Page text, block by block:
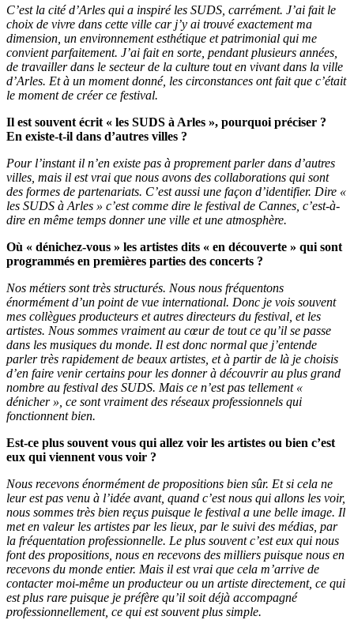
C’est la cité d’Arles qui a inspiré les SUDS, carrément. J’ai fait le
choix de vivre dans cette ville car j’y ai trouvé exactement ma
dimension, un environnement esthétique et patrimonial qui me
convient parfaitement. J’ai fait en sorte, pendant plusieurs années,
de travailler dans le secteur de la culture tout en vivant dans la ville
d’Arles. Et à un moment donné, les circonstances ont fait que c’était
le moment de créer ce festival.
Il est souvent écrit « les SUDS à Arles », pourquoi préciser ?
En existe-t-il dans d’autres villes ?
Pour l’instant il n’en existe pas à proprement parler dans d’autres
villes, mais il est vrai que nous avons des collaborations qui sont
des formes de partenariats. C’est aussi une façon d’identifier. Dire «
les SUDS à Arles » c’est comme dire le festival de Cannes, c’est-à-
dire en même temps donner une ville et une atmosphère.
Où « dénichez-vous » les artistes dits « en découverte » qui sont
programmés en premières parties des concerts ?
Nos métiers sont très structurés. Nous nous fréquentons
énormément d’un point de vue international. Donc je vois souvent
mes collègues producteurs et autres directeurs du festival, et les
artistes. Nous sommes vraiment au cœur de tout ce qu’il se passe
dans les musiques du monde. Il est donc normal que j’entende
parler très rapidement de beaux artistes, et à partir de là je choisis
d’en faire venir certains pour les donner à découvrir au plus grand
nombre au festival des SUDS. Mais ce n’est pas tellement «
dénicher », ce sont vraiment des réseaux professionnels qui
fonctionnent bien.
Est-ce plus souvent vous qui allez voir les artistes ou bien c’est
eux qui viennent vous voir ?
Nous recevons énormément de propositions bien sûr. Et si cela ne
leur est pas venu à l’idée avant, quand c’est nous qui allons les voir,
nous sommes très bien reçus puisque le festival a une belle image. Il
met en valeur les artistes par les lieux, par le suivi des médias, par
la fréquentation professionnelle. Le plus souvent c’est eux qui nous
font des propositions, nous en recevons des milliers puisque nous en
recevons du monde entier. Mais il est vrai que cela m’arrive de
contacter moi-même un producteur ou un artiste directement, ce qui
est plus rare puisque je préfère qu’il soit déjà accompagné
professionnellement, ce qui est souvent plus simple.